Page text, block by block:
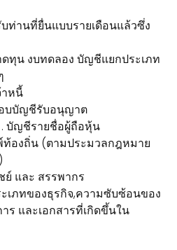
ท่านที่ยื่นแบบรายเดือนแล้วซึ่ง
ทุน งบทดลอง บัญชีแยกประเภท
หนี้
บบัญชีรับอนุญาต
บัญชีรายชื่อผู้ถือหุ้น
งถิ่น (ตามประมวลกฎหมาย
และ สรรพากร
เภทของธุรกิจ,ความซับซ้อนของ
และเอกสารที่เกิดขึ้นใน